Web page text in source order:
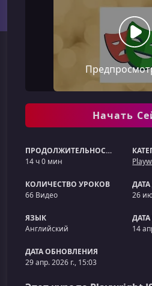
Начать
ПРОДОЛЖИТЕЛЬНОСТЬ
14 ч 0 мин
КОЛИЧЕСТВО УРОКОВ
66 Видео
26
ЯЗЫК
Английский
14
ДАТА ОБНОВЛЕНИЯ
29 апр. 2026 г., 15:03